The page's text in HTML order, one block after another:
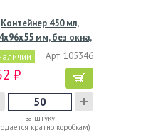
Контейнер 450 мл,
мм, без окна,
Арт: 105346
₽
за штуку
кратно коробкам)